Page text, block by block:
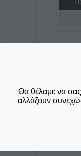
Θα θέλαμε να
αλλάζουν